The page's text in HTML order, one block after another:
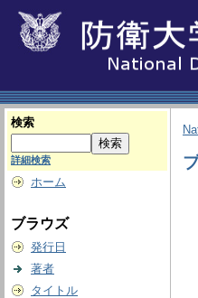
検索
詳細検索
ホーム
ブラウズ
発行日
著者
タイトル